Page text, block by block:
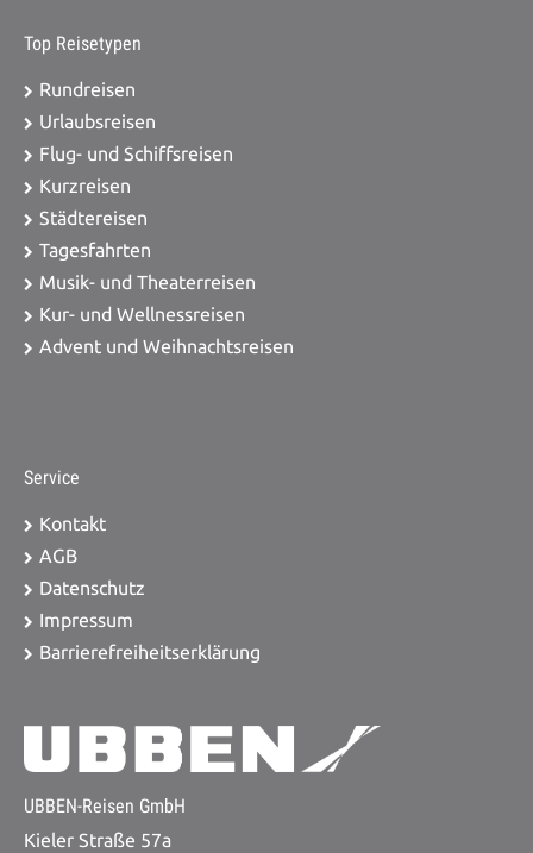
Top Reisetypen
Rundreisen
Urlaubsreisen
Flug- und Schiffsreisen
Kurzreisen
Städtereisen
Tagesfahrten
Musik- und Theaterreisen
Kur- und Wellnessreisen
Advent und Weihnachtsreisen
Service
Kontakt
AGB
Datenschutz
Impressum
Barrierefreiheitserklärung
UBBEN-Reisen GmbH
Kieler Straße 57a